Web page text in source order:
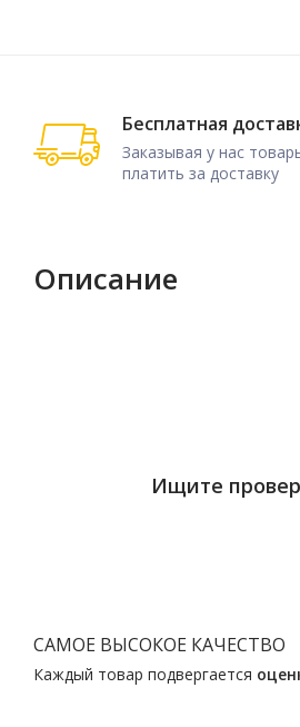
Бесплатная
Заказывая у нас
платить за доставку
Описание
Ищите
САМОЕ ВЫСОКОЕ КАЧЕСТВО
Каждый товар подвергается